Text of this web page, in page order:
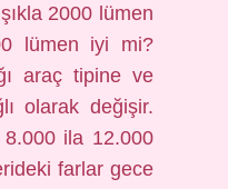
2000 lümen
lümen iyi mi?
araç tipine ve
olarak değişir.
ila 12.000
farlar gece